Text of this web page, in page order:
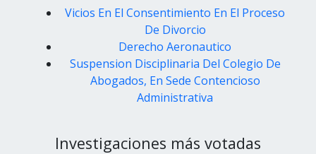
Vicios En El Consentimiento En El Proceso
De Divorcio
Derecho Aeronautico
Suspension Disciplinaria Del Colegio De
Abogados, En Sede Contencioso
Administrativa
Investigaciones más votadas